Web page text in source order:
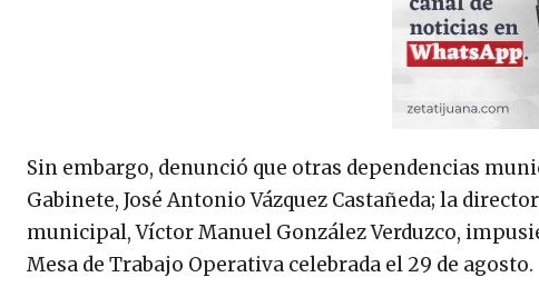
Sin embargo, denunció que otras dependencias
Gabinete, José Antonio Vázquez Castañeda; la
municipal, Víctor Manuel González Verduzco,
Mesa de Trabajo Operativa celebrada el 29 de agosto.